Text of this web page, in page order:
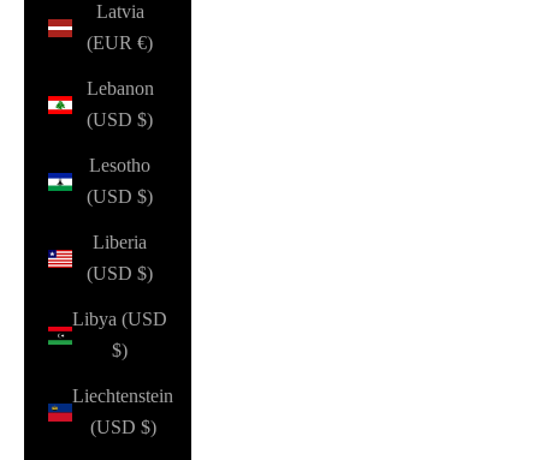
Latvia
(EUR €)
Lebanon
(USD $)
Lesotho
(USD $)
Liberia
(USD $)
Libya (USD
$)
Liechtenstein
(USD $)